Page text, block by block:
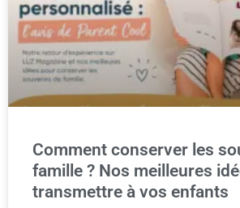
Comment conserver les
famille ? Nos meilleures
transmettre à vos enfants